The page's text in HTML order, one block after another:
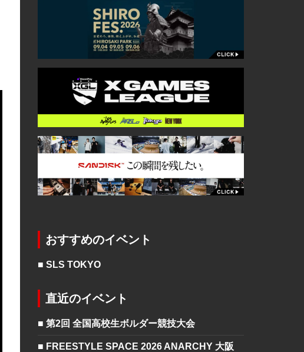
おすすめのイベント
■ SLS TOKYO
直近のイベント
■ 第2回 全国高校生ボルダー競技大会
■ FREESTYLE SPACE 2026 ANARCHY 大阪